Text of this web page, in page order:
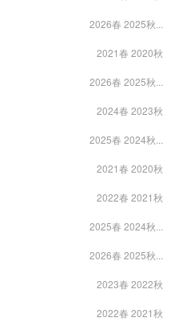
2026春 2025秋...
2021春 2020秋
2026春 2025秋...
2024春 2023秋
2025春 2024秋...
2021春 2020秋
2022春 2021秋
2025春 2024秋...
2026春 2025秋...
2023春 2022秋
2022春 2021秋